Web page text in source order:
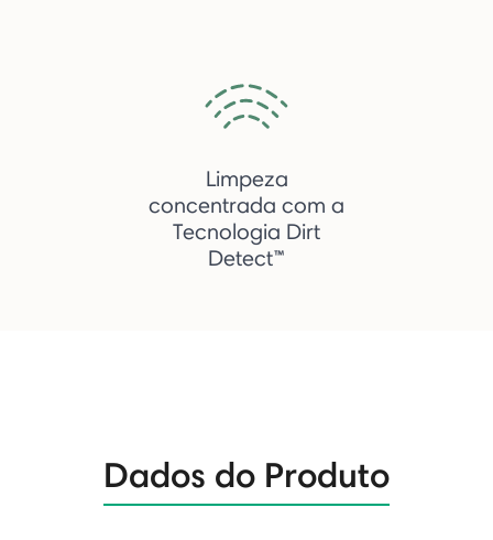
Limpeza
concentrada com a
Tecnologia Dirt
Detect™
Dados do Produto